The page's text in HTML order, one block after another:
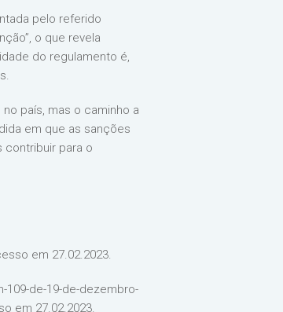
pelo referido
o que revela
do regulamento é,
país, mas o caminho a
em que as sanções
contribuir para o
em 27.02.2023.
109-de-19-de-dezembro-
em 27.02.2023.